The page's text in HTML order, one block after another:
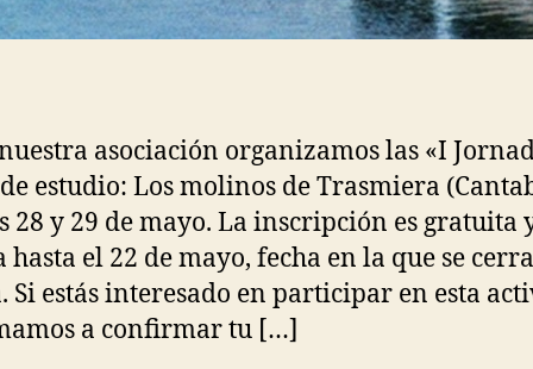
asociación organizamos las «I
estudio: Los molinos de Trasmiera
28 y 29 de mayo. La inscripción es gratuita
hasta el 22 de mayo, fecha en la que se
Si estás interesado en participar en esta
a confirmar tu […]